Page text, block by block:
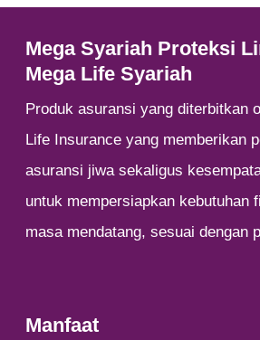
Mega Syariah Proteksi
Mega Life Syariah
Produk asuransi yang diterbitkan
Life Insurance yang memberikan
asuransi jiwa sekaligus
untuk mempersiapkan kebutuhan
masa mendatang, sesuai dengan
Manfaat